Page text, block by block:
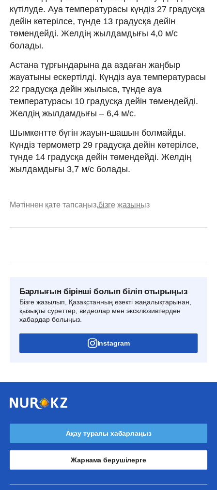
күтілуде. Ауа температурасы күндіз 27 градусқа
дейін көтерілсе, түнде 13 градусқа дейін
төмендейді. Желдің жылдамдығы 4,0 м/с
болады.
Астана тұрғындарына да аздаған жаңбыр
жауатыны ескертілді. Күндіз ауа температурасы
22 градусқа дейін жылыса, түнде ауа
температурасы 10 градусқа дейін төмендейді.
Желдің жылдамдығы – 6,4 м/с.
Шымкентте бүгін жауын-шашын болмайды.
Күндіз термометр 29 градусқа дейін көтерілсе,
түнде 14 градусқа дейін төмендейді. Желдің
жылдамдығы 3,7 м/с болады.
Мәтіннен қате тапсаңыз,бізге жазыңыз
Барлығын бірінші болып біліп отырыңыз
Бізге жазылып, Қазақстанның өзекті жаңалықтарынан,
қызықты суреттер, видеолар мен эксклюзивтерден
хабардар болыңыз.
Instagram
Ақау туралы хабарлаңыз
Жарнама берушілерге